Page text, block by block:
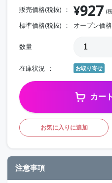
販売価格(税抜) ¥927 (
標準価格(税抜) オープン価格
数量
在庫状況 お取り寄せ
カー
お気に入りに追加
注意事項